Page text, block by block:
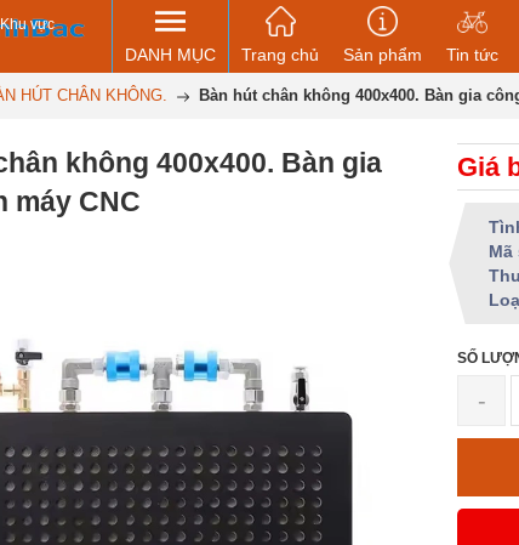
Khu vực
DANH MỤC Trang chủ Sản phẩm Tin tức
HÚT CHÂN KHÔNG. Bàn hút chân không 400x400. Bàn gia
không 400x400. Bàn gia
máy CNC
Giá
Mã
SỐ
-